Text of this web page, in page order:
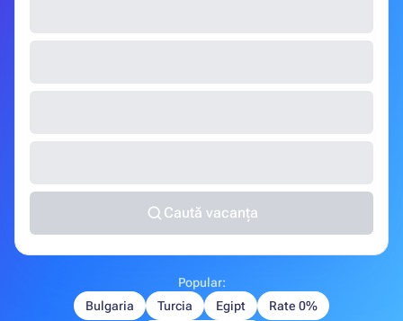
Caută vacanța
Popular:
Bulgaria
Turcia Egipt
Rate 0%